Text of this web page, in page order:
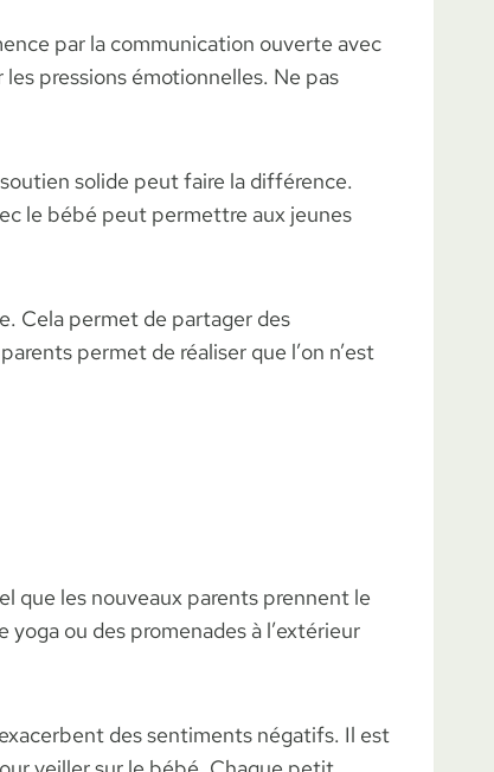
par la communication ouverte avec
pressions émotionnelles. Ne pas
solide peut faire la différence.
le bébé peut permettre aux jeunes
Cela permet de partager des
permet de réaliser que l’on n’est
que les nouveaux parents prennent le
ou des promenades à l’extérieur
des sentiments négatifs. Il est